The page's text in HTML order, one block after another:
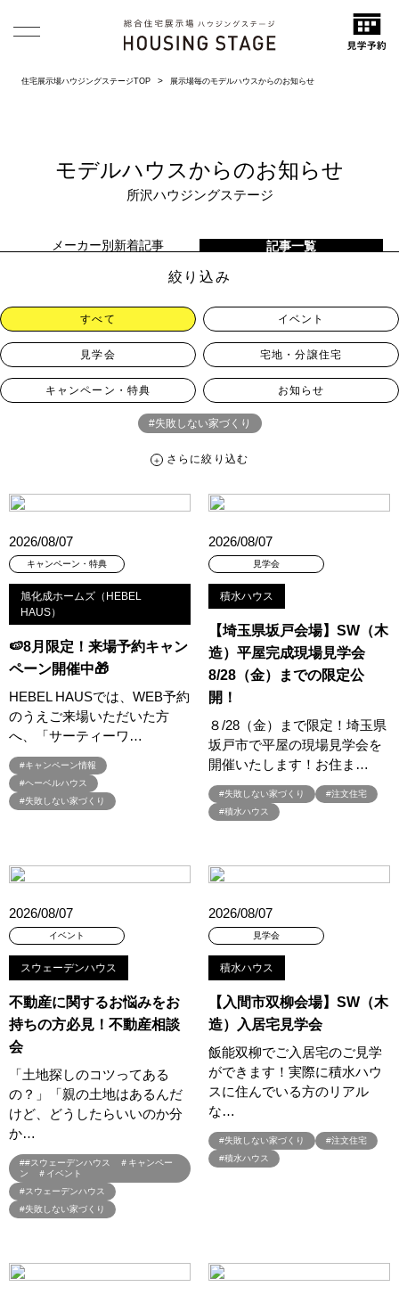
住宅展示場ハウジングステージTOP 展示場毎のモデルハウスからのお知らせ
モデルハウスからのお知らせ
所沢ハウジングステージ
メーカー別新着記事 記事一覧
絞り込み
すべて イベント
見学会 宅地・分譲住宅
キャンペーン・特典 お知らせ
#失敗しない家づくり
さらに絞り込む
カテゴリー
すべて 宅地・分譲住宅
キャンペーン・特典
ハッシュタグ
##スウェーデンハウス ＃キャンペーン ＃イベント
##スウェーデンハウス ＃内覧会 ＃イベント ##一斉現場見学会
##一斉現場見学会 #完成現場 #スウェーデンハウスの分譲住宅
#,ライフプランン #1000万円プレゼントキャンペーン
#1日限定イベント #2024年 #2025年断熱仕様
#2026年カレンダー #2世帯住宅
#3/28（木）NEW OPEN
#3か月で土地を決める #3階建て #3階建分譲地
#Amazonギフトカード
#Amazonギフトプレゼントキャンペーン #BALMUDA #BinO
#EnglishOK #FPセミナー #FP相談会 #Germoglio
#GRAND OPEN #GWイベント #GWイベント展示場
#GWキャンペーン #GXフェア #GX型志向住宅
#GX補助金 #HD日本ハウス
#HEBEL HAUS #HInokiya #HUGme #iDeCo #IH
#instagram #instalive #IOT #lifeknit desgin #LIXIL
#LUXURY CAMPAIGN #Luxury Festa
#NISA #OPENHOUSE
#Panasonic Homes #panasonichomes #Panasonicショールーム
#PAWTNER #PayPayポイントプレゼント
#QUOカードプレゼント
#select PACKAGE #se構法 #Skye5 #SR
2026/08/07
キャンペーン・特典
旭化成ホームズ（HEBEL
HAUS）
🍉8月限定！来場予約キャン
ペーン開催中🎁
HEBEL HAUSでは、WEB予約
のうえご来場いただいた方
へ、「サーティーワ…
#キャンペーン情報
#ヘーベルハウス
#失敗しない家づくり
2026/08/07
見学会
積水ハウス
【埼玉県坂戸会場】SW（木
造）平屋完成現場見学会
8/28（金）までの限定公
開！
８/28（金）まで限定！埼玉県
坂戸市で平屋の現場見学会を
開催いたします！お住ま…
#失敗しない家づくり
#注文住宅
#積水ハウス
2026/08/07
イベント
スウェーデンハウス
不動産に関するお悩みをお
持ちの方必見！不動産相談
会
「土地探しのコツってある
の？」「親の土地はあるんだ
けど、どうしたらいいのか分
か…
##スウェーデンハウス ＃キャンペー
ン ＃イベント
#スウェーデンハウス
#失敗しない家づくり
2026/08/07
見学会
積水ハウス
【入間市双柳会場】SW（木
造）入居宅見学会
飯能双柳でご入居宅のご見学
ができます！実際に積水ハウ
スに住んでいる方のリアル
な…
#失敗しない家づくり
#注文住宅
#積水ハウス